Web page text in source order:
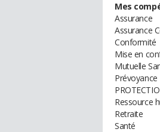
Mes
Assurance
Assurance
Conformité
Mise en
Mutuelle
Prévoyance
Ressource
Retraite
Santé